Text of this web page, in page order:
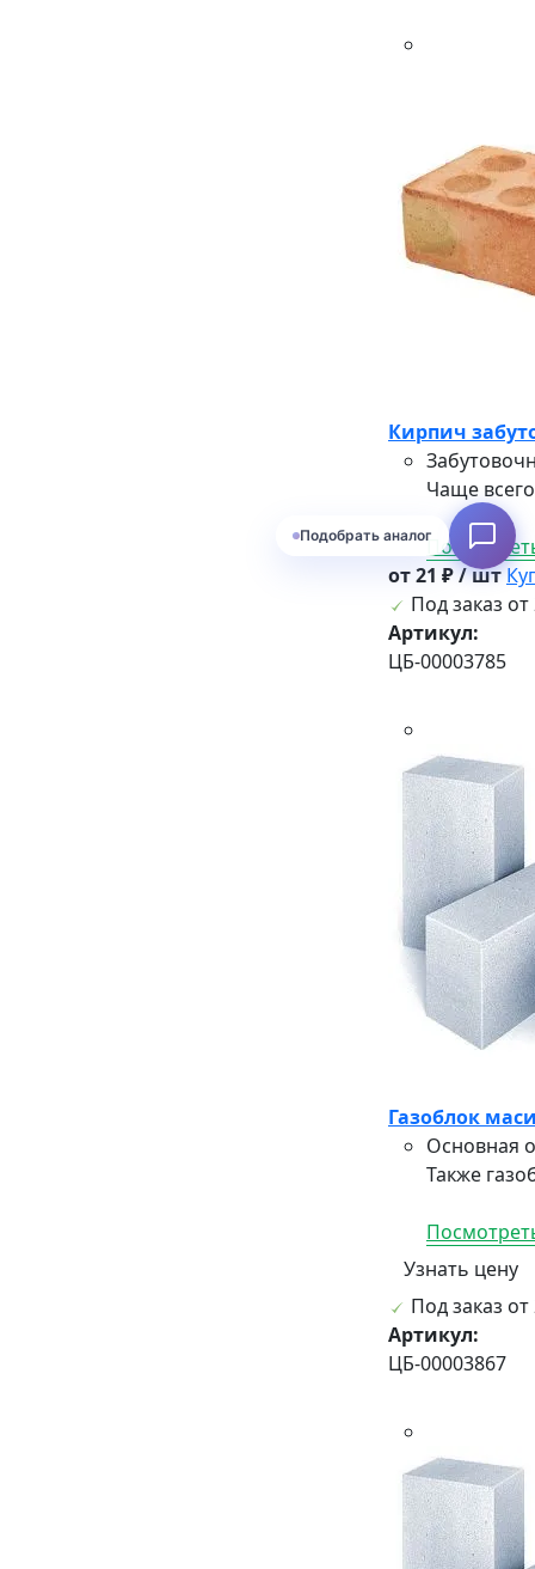
Кирпич
Чаще
от 21 ₽ / шт
Под заказ от
Артикул:
ЦБ-00003785
Газоблок
Основная
Также
Узнать цену
Под заказ от
Артикул:
ЦБ-00003867
Подобрать аналог